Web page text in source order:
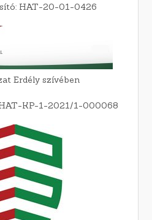
HAT-20-01-0426
Erdély szívében
KP-1-2021/1-000068